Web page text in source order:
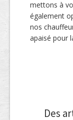
mettons à
également
nos
apaisé pour
Des